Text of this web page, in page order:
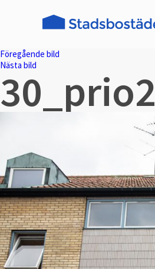
Föregående bild
Nästa bild
30_prio2